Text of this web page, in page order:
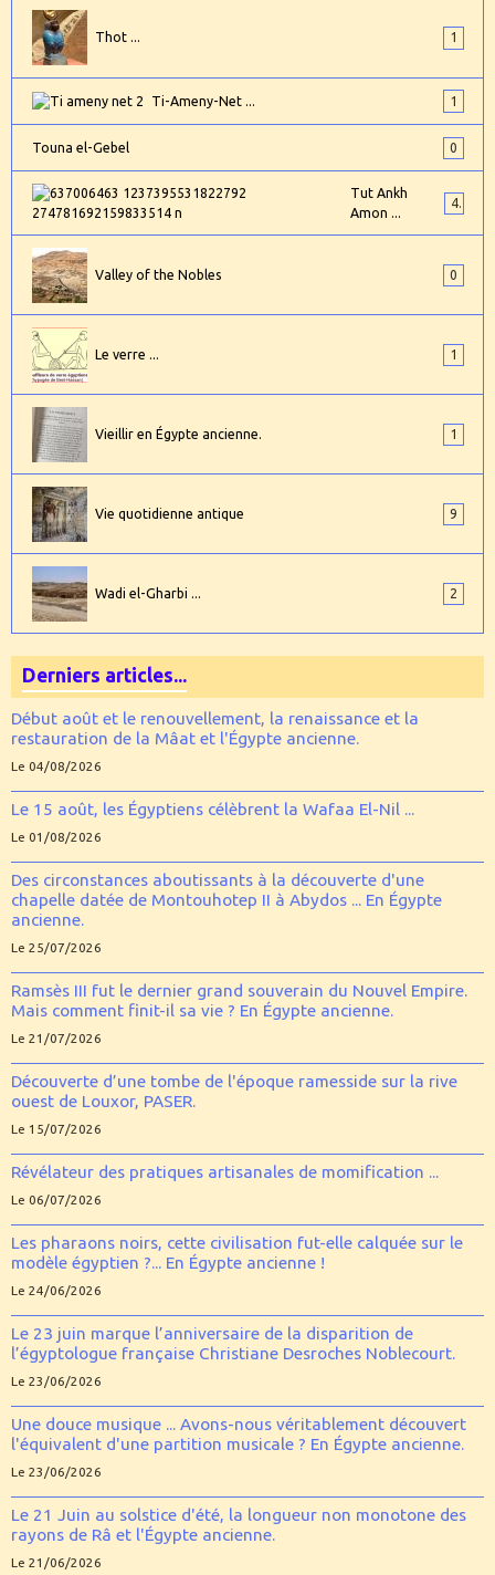
Thot ... 1
Ti-Ameny-Net ... 1
Touna el-Gebel 0
Tut Ankh
Amon ...
4
Valley of the Nobles 0
Le verre ... 1
Vieillir en Égypte ancienne. 1
Vie quotidienne antique 9
Wadi el-Gharbi ... 2
Derniers articles...
Début août et le renouvellement, la renaissance et la
restauration de la Mâat et l'Égypte ancienne.
Le 04/08/2026
Le 15 août, les Égyptiens célèbrent la Wafaa El-Nil ...
Le 01/08/2026
Des circonstances aboutissants à la découverte d'une
chapelle datée de Montouhotep II à Abydos ... En Égypte
ancienne.
Le 25/07/2026
Ramsès III fut le dernier grand souverain du Nouvel Empire.
Mais comment finit-il sa vie ? En Égypte ancienne.
Le 21/07/2026
Découverte d’une tombe de l'époque ramesside sur la rive
ouest de Louxor, PASER.
Le 15/07/2026
Révélateur des pratiques artisanales de momification ...
Le 06/07/2026
Les pharaons noirs, cette civilisation fut-elle calquée sur le
modèle égyptien ?... En Égypte ancienne !
Le 24/06/2026
Le 23 juin marque l’anniversaire de la disparition de
l’égyptologue française Christiane Desroches Noblecourt.
Le 23/06/2026
Une douce musique ... Avons-nous véritablement découvert
l'équivalent d'une partition musicale ? En Égypte ancienne.
Le 23/06/2026
Le 21 Juin au solstice d'été, la longueur non monotone des
rayons de Râ et l'Égypte ancienne.
Le 21/06/2026